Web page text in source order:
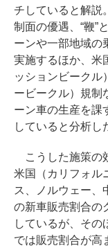
チしていると解説
制面の優遇、“鞭”
ーンや一部地域の
実施するほか、米
ッションビークル
ービークル）規制
ーン車の生産を課
していると分析し
こうした施策の
米国（カリフォル
ス、ノルウェー、
の新車販売割合の
しているが、その
では販売割合が高